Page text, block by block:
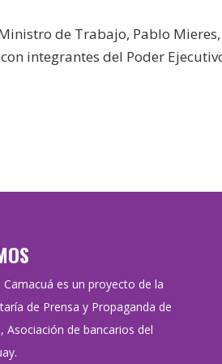
de Trabajo, Pablo Mieres,
integrantes del Poder
Camacuá es un proyecto de la
de Prensa y Propaganda de
Asociación de bancarios del